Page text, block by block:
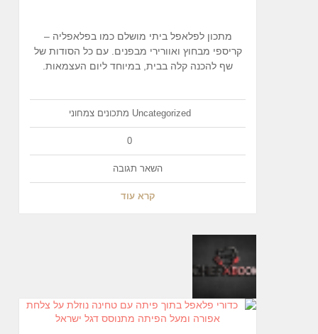
מתכון לפלאפל ביתי מושלם כמו בפלאפליה –
קריספי מבחוץ ואוורירי מבפנים. עם כל הסודות של
שף להכנה קלה בבית, במיוחד ליום העצמאות.
Uncategorized מתכונים צמחוני
0
השאר תגובה
קרא עוד